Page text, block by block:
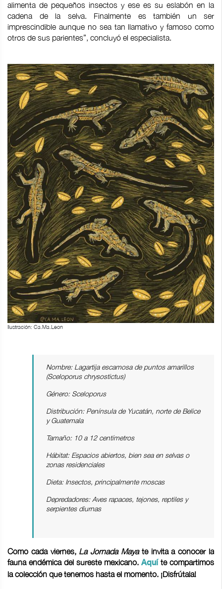
alimenta de pequeños insectos y ese es su eslabón en la
cadena de la selva. Finalmente es también un ser
imprescindible aunque no sea tan llamativo y famoso como
otros de sus parientes”, concluyó el especialista.
Ilustración: Ca.Ma.Leon
Nombre: Lagartija escamosa de puntos amarillos
(Sceloporus chrysostictus)
Género: Sceloporus
Distribución: Península de Yucatán, norte de Belice
y Guatemala
Tamaño: 10 a 12 centímetros
Hábitat: Espacios abiertos, bien sea en selvas o
zonas residenciales
Dieta: Insectos, principalmente moscas
Depredadores: Aves rapaces, tejones, reptiles y
serpientes diurnas
Como cada viernes, La Jornada Mayate invita a conocer la
fauna endémica del sureste mexicano. Aquíte compartimos
la colección que tenemos hasta el momento. ¡Disfrútala!